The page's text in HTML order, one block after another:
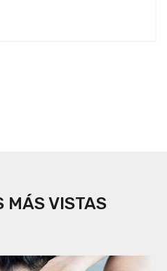
MÁS VISTAS